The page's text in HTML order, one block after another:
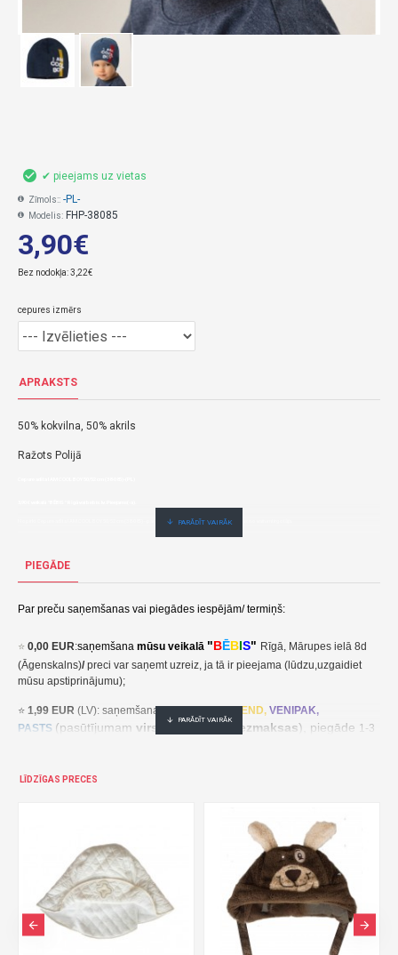
3,90€
Bez nodokļa: 3,22€
✔ pieejams uz vietas
Zīmols:: -PL-
Modelis: FHP-38085
cepures izmērs
APRAKSTS
50% kokvilna, 50% akrils
Ražots Polijā
Nopirkt Cepure adīta I AM COOL BOY 50/52 cm (38-085)--par zemu cenu,ātri,ērti,bez gaidīšanas.Cenas no vairumtirgotāja.
PIEGĀDE
Par preču saņemšanas vai piegādes iespējām/ termiņš:
⭐ 0,00 EUR:saņemšana mūsu veikalā "BĒBIS" Rīgā, Mārupes ielā 8d
(Āgenskalns)/preci var saņemt uzreiz, ja tā ir pieejama (lūdzu,uzgaidiet
mūsu apstiprinājumu);
⭐ 1,99 EUR (LV): saņemšana pakomātā SEND, VENIPAK,
PASTS (pasūtījumam virs 30,00 EUR- bezmaksas), piegāde 1-3
⭐2,49 EUR(LT, EE): saņemšana pakomātā
2,49 EUR kättesaamine pakiautomaadis UNISEND, Udrop,
LT: 2,49 EUR gavimas siuntų automate UNISEND, Udrop, LPExpress,
pristatymas per 2–5 darbo dienas;
⭐ 3,50 EUR (LV): saņemšanaDPD Paku Skapis (pasūtījumamvirs
30,00 EUR- bezmaksas
1-3 darba dienu laikā;
LĪDZĪGAS PRECES